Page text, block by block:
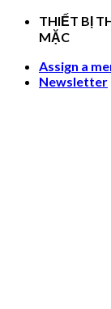
Skip
THIẾT BỊ
MẶC
Assign a
Newsletter